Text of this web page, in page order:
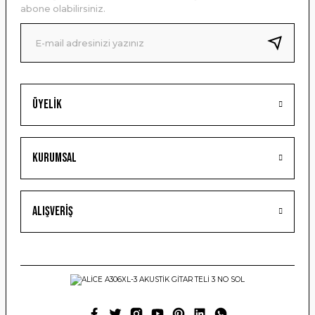
Ürün fiyatı diğer sitelerden daha pahalı.
Bu ürüne benzer farklı alternatifler olmalı.
Gönder
Üyelik
Kurumsal
Alışveriş
abone olabilirsiniz.